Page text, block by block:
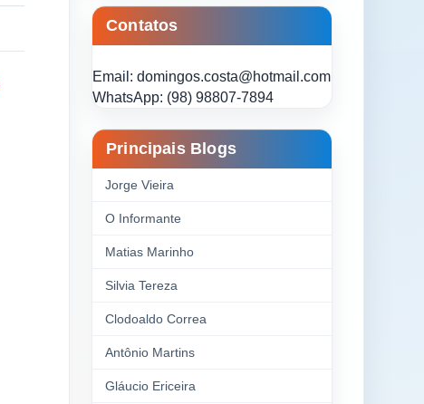
Contatos
Email: domingos.costa@hotmail.com
WhatsApp: (98) 98807-7894
Principais Blogs
Jorge Vieira
O Informante
Matias Marinho
Silvia Tereza
Clodoaldo Correa
Antônio Martins
Gláucio Ericeira